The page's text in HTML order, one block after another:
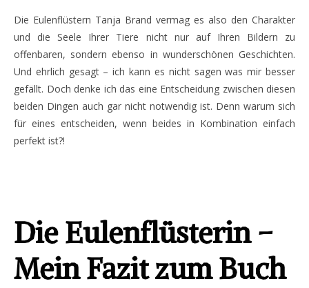
Die Eulenflüstern Tanja Brand vermag es also den Charakter
und die Seele Ihrer Tiere nicht nur auf Ihren Bildern zu
offenbaren, sondern ebenso in wunderschönen Geschichten.
Und ehrlich gesagt – ich kann es nicht sagen was mir besser
gefällt. Doch denke ich das eine Entscheidung zwischen diesen
beiden Dingen auch gar nicht notwendig ist. Denn warum sich
für eines entscheiden, wenn beides in Kombination einfach
perfekt ist?!
Die Eulenflüsterin –
Mein Fazit zum Buch